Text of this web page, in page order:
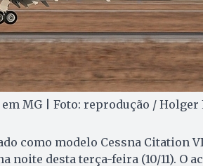
MG | Foto: reprodução / Holger
como modelo Cessna Citation
noite desta terça-feira (10/11). O